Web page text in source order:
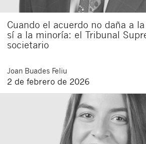
Cuando el acuerdo no daña a
sí a la minoría: el Tribunal
societario
Joan Buades Feliu
2 de febrero de 2026